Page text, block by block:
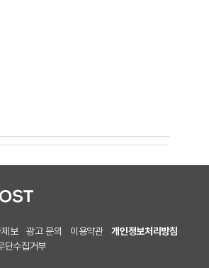
보 광고 문의 이용약관
개인정보처리방침
단수집거부